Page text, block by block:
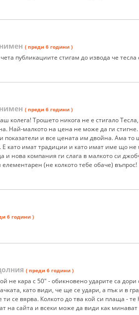
( преди 6 години )
чета публикациите стигам до извода че
( преди 6 години )
колега! Трошето никога не е стигало
Най-малкото на цена не може да ги
показатели и все цената им двойна. Ама
Е като имат традиции и като имат име що не
и нова компания ги слага в малкото си
елементарен (не колкото тебе обаче) въпрос!
6 години )
( преди 6 години )
не кара с 50" - обикновено ударите са дори
като види, че ще се удари, а пък и в
ти се вярва. Колкото до тва кой си плаща -
на сайта и всеки може да види как минават